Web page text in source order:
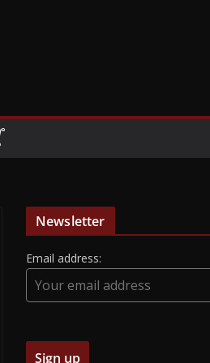
Newsletter
Email address: